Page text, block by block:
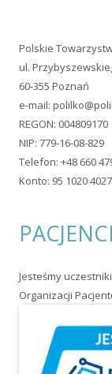
Polskie
ul.
60-355 Poznań
e-mail:
REGON: 004809170
NIP: 779-16-08-829
Telefon: +48 660
Konto: 95 1020
Jesteśmy
Organizacji